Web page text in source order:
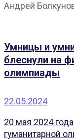
Андрей
Умницы и
блеснули на
олимпиады
22.05.2024
20 мая 2024
гуманитарной